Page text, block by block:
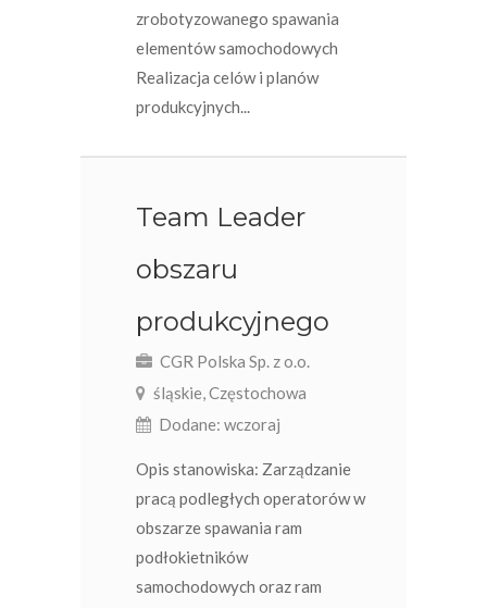
zrobotyzowanego spawania
elementów samochodowych
Realizacja celów i planów
produkcyjnych...
Team Leader
obszaru
produkcyjnego
CGR Polska Sp. z o.o.
śląskie, Częstochowa
Dodane: wczoraj
Opis stanowiska: Zarządzanie
pracą podległych operatorów w
obszarze spawania ram
podłokietników
samochodowych oraz ram